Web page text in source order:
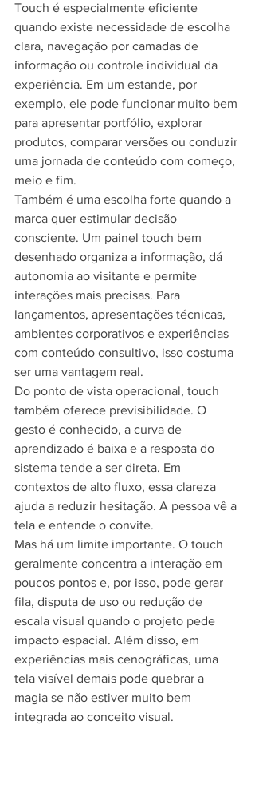
Touch é especialmente eficiente
quando existe necessidade de escolha
clara, navegação por camadas de
informação ou controle individual da
experiência. Em um estande, por
exemplo, ele pode funcionar muito bem
para apresentar portfólio, explorar
produtos, comparar versões ou conduzir
uma jornada de conteúdo com começo,
meio e fim.
Também é uma escolha forte quando a
marca quer estimular decisão
consciente. Um painel touch bem
desenhado organiza a informação, dá
autonomia ao visitante e permite
interações mais precisas. Para
lançamentos, apresentações técnicas,
ambientes corporativos e experiências
com conteúdo consultivo, isso costuma
ser uma vantagem real.
Do ponto de vista operacional, touch
também oferece previsibilidade. O
gesto é conhecido, a curva de
aprendizado é baixa e a resposta do
sistema tende a ser direta. Em
contextos de alto fluxo, essa clareza
ajuda a reduzir hesitação. A pessoa vê a
tela e entende o convite.
Mas há um limite importante. O touch
geralmente concentra a interação em
poucos pontos e, por isso, pode gerar
fila, disputa de uso ou redução de
escala visual quando o projeto pede
impacto espacial. Além disso, em
experiências mais cenográficas, uma
tela visível demais pode quebrar a
magia se não estiver muito bem
integrada ao conceito visual.